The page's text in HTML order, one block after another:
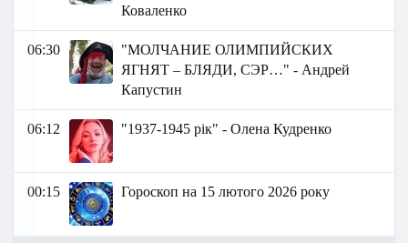
Коваленко
06:30
"МОЛЧАНИЕ ОЛИМПИЙСКИХ
ЯГНЯТ – БЛЯДИ, СЭР…" - Андрей
Капустин
06:12 "1937-1945 рік" - Олена Кудренко
00:15 Гороскоп на 15 лютого 2026 року